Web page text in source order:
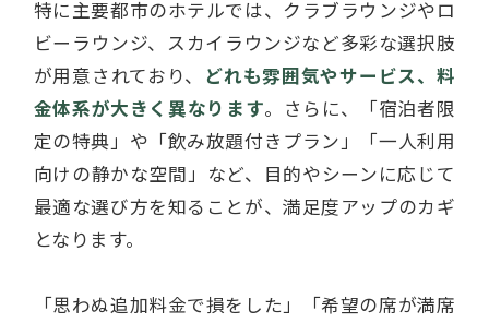
特に主要都市のホテルでは、クラブラウンジやロ
ビーラウンジ、スカイラウンジなど多彩な選択肢
が用意されており、 どれも雰囲気やサービス、料
金体系が大きく異なります。さらに、「宿泊者限
定の特典」や「飲み放題付きプラン」「一人利用
向けの静かな空間」など、目的やシーンに応じて
最適な選び方を知ることが、満足度アップのカギ
となります。
「思わぬ追加料金で損をした」「希望の席が満席